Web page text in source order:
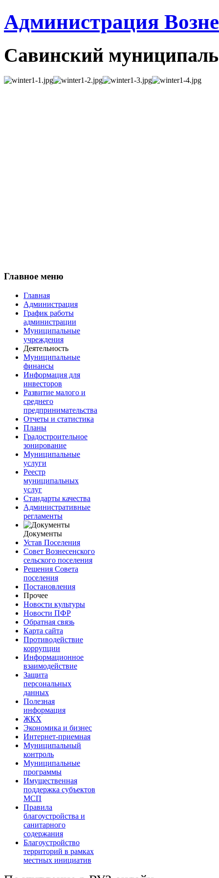
Администрация
Савинский
Главное меню
Главная
Администрация
График работы
администрации
Муниципальные
учреждения
Деятельность
Муниципальные
финансы
Информация для
инвесторов
Развитие малого и
среднего
предпринимательства
Отчеты и статистика
Планы
Градостроительное
зонирование
Муниципальные
услуги
Реестр
муниципальных
услуг
Стандарты качества
Административные
регламенты
Документы
Устав Поселения
Совет Вознесенского
сельского поселения
Решения Совета
поселения
Постановления
Прочее
Новости культуры
Новости ПФР
Обратная связь
Карта сайта
Противодействие
коррупции
Информационное
взаимодействие
Защита
персональных
данных
Полезная
информация
ЖКХ
Экономика и бизнес
Интернет-приемная
Муниципальный
контроль
Муниципальные
программы
Имущественная
поддержка субъектов
МСП
Правила
благоустройства и
санитарного
содержания
Благоустройство
территорий в рамках
местных инициатив